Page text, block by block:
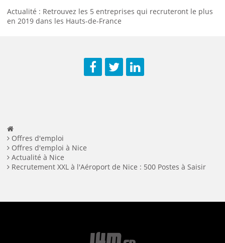
Actualité : Retrouvez les 5 entreprises qui recruteront le plus
en 2019 dans les Hauts-de-France
Offres d'emploi
Offres d'emploi à Nice
Actualité à Nice
Recrutement XXL à l'Aéroport de Nice : 500 Postes à Saisir